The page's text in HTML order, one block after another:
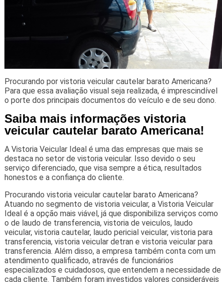
Procurando por vistoria veicular cautelar barato Americana?
Para que essa avaliação visual seja realizada, é imprescindível
o porte dos principais documentos do veículo e de seu dono.
Saiba mais informações vistoria
veicular cautelar barato Americana!
A Vistoria Veicular Ideal é uma das empresas que mais se
destaca no setor de vistoria veicular. Isso devido o seu
serviço diferenciado, que visa sempre a ética, resultados
honestos e a confiança do cliente.
Procurando vistoria veicular cautelar barato Americana?
Atuando no segmento de vistoria veicular, a Vistoria Veicular
Ideal é a opção mais viável, já que disponibiliza serviços como
o de laudo de transferencia, vistoria de veiculos, laudo
veicular, vistoria cautelar, laudo pericial veicular, vistoria para
transferencia, vistoria veicular detran e vistoria veicular para
transferencia. Além disso, a empresa também conta com um
atendimento qualificado, através de funcionários
especializados e cuidadosos, que entendem a necessidade de
cada cliente. Também foram investidos valores consideráveis